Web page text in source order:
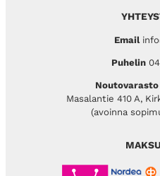
Email
Puhelin
Masalantie 410 A,
(avoinna